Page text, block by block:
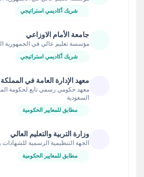
شريك أكاديمي استراتيجي
جامعة الأمام الاوزاعي
مؤسسة تعليم عالي في الجمهورية
شريك أكاديمي استراتيجي
معهد الإدارة العامة في
معهد حكومي رسمي تابع لحكومة
السعودية
مطابق للمعايير الحكومية
وزارة التربية والتعليم العالي
الجهة التنظيمية الرسمية للشهادات
مطابق للمعايير الحكومية